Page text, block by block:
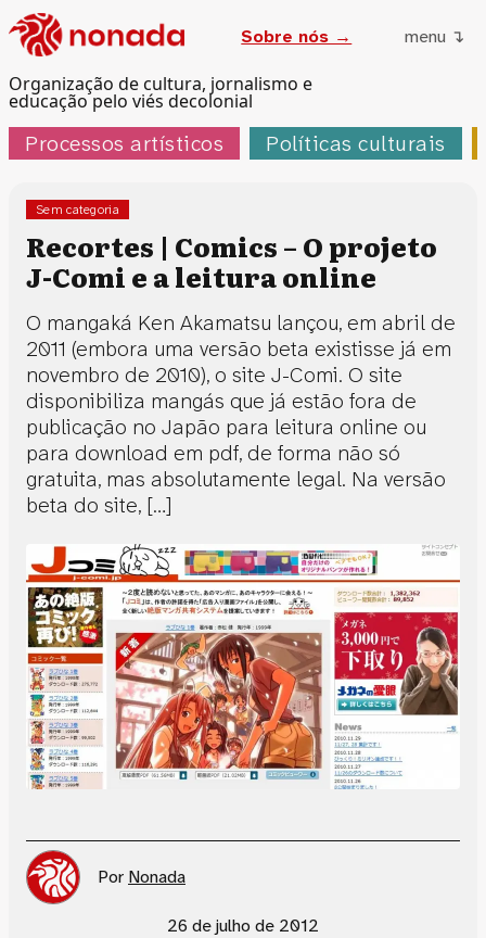
Organização de cultura, jornalismo e
educação pelo viés decolonial
Sobre nós → menu ↴
Processos artísticos Políticas culturais
Sem categoria
Recortes | Comics – O projeto
J-Comi e a leitura online
O mangaká Ken Akamatsu lançou, em abril de
2011 (embora uma versão beta existisse já em
novembro de 2010), o site J-Comi. O site
disponibiliza mangás que já estão fora de
publicação no Japão para leitura online ou
para download em pdf, de forma não só
gratuita, mas absolutamente legal. Na versão
beta do site, […]
Por Nonada
26 de julho de 2012